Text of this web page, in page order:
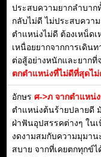
ประสบความยากลำบาก
กลับไม่ดี ไม่ประสบควา
ตำแหน่งไม่ดี ต้องเหน็ด
เหนื่อยยากจากการเดิน
ต่อสู้อย่างหนักและยากที่
ตกตำแหน่งที่ไม่ดีที่สุดไ
อักษร ศ->ภ จากตำแหน่
ตำแหน่งต้นร้ายปลายดี
ฝ่าฟันอุปสรรคต่างๆ ใน
งดงามสมกับความมุมาน
สบาย จากที่เคยตกทุกข์